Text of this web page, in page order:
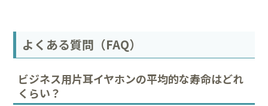
よくある質問（FAQ）
ビジネス用片耳イヤホンの平均的な寿命はどれ
くらい？